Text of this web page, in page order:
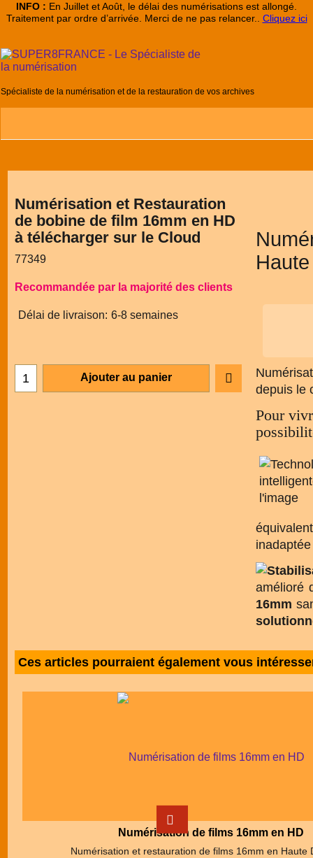
INFO : En Juillet et Août, le délai des numérisations est allongé.
Traitement par ordre d’arrivée. Merci de ne pas relancer..
Cliquez ici
Spécialiste de la numérisation et de la restauration de vos archives
Numérisation et Restauration
de bobine de film 16mm en HD
à télécharger sur le Cloud
77349
Recommandée par la majorité des clients
Délai de livraison: 6-8 semaines
Ajouter au panier
depuis le
Pour
amélioré
16mm
Ces articles pourraient également vous
Numérisation de films 16mm en HD
Numérisation et restauration de films 16mm en Haute